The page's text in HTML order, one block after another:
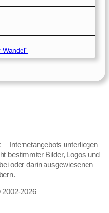
Internetangebots unterliegen
bestimmter Bilder, Logos und
oder darin ausgewiesenen